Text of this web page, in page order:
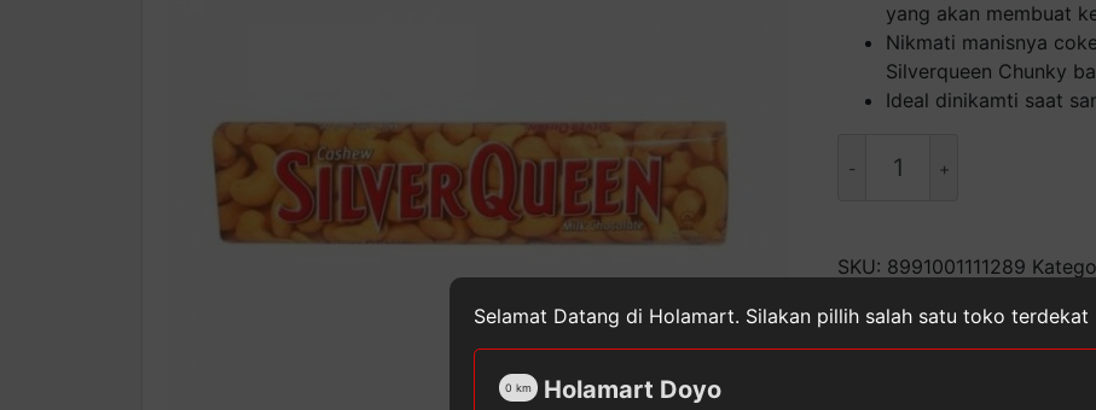
yang akan membuat
Nikmati manisnya
Silverqueen Chunky
Ideal dinikamti saat
SilverQueen
Coklat
g]
SKU: 8991001111289
Selamat Datang di Holamart. Silakan pillih salah satu toko terdekat
Holamart Doyo
0 km